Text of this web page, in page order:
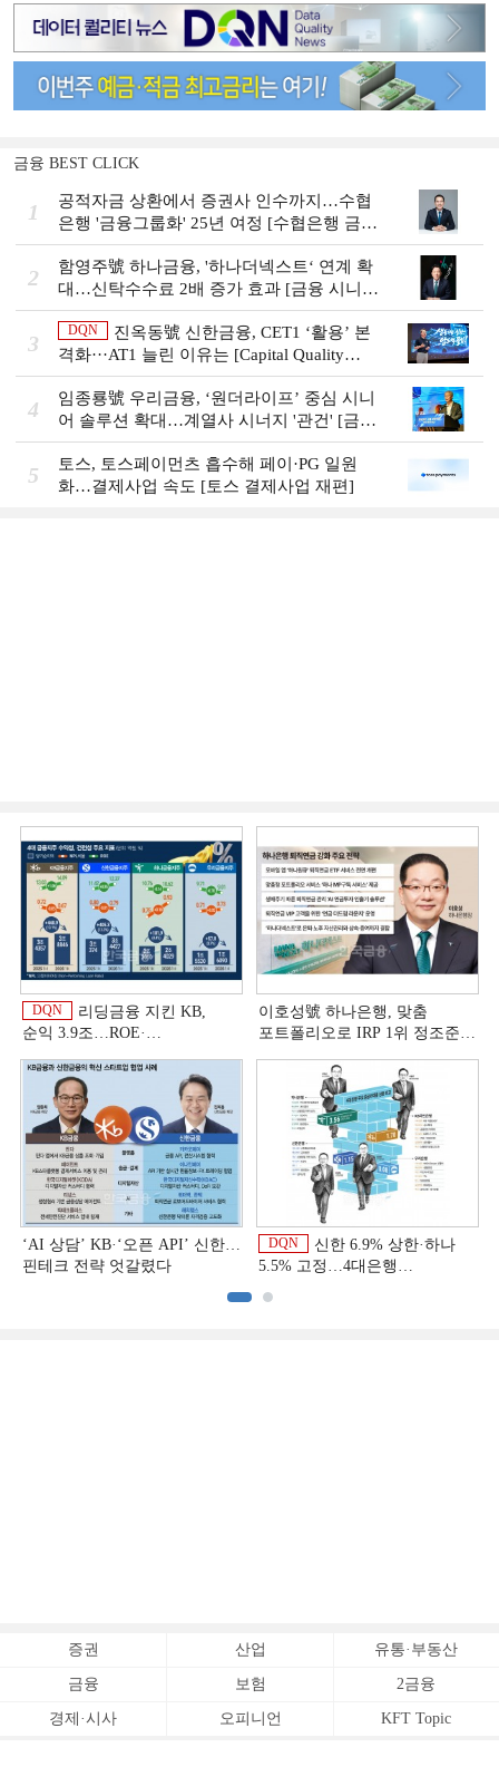
금융 BEST CLICK
1
공적자금 상환에서 증권사 인수까지…수협
은행 '금융그룹화' 25년 여정 [수협은행 금융
그룹의 꿈①]
2
함영주號 하나금융, '하나더넥스트‘ 연계 확
대…신탁수수료 2배 증가 효과 [금융 시니어
비즈니스 돋보기]
3
DQN
진옥동號 신한금융, CET1 ‘활용’ 본
격화···AT1 늘린 이유는 [Capital Quality
Review]
4
임종룡號 우리금융, ‘원더라이프’ 중심 시니
어 솔루션 확대…계열사 시너지 '관건' [금융
시니어 비즈니스 돋보기]
5
토스, 토스페이먼츠 흡수해 페이·PG 일원
화…결제사업 속도 [토스 결제사업 재편]
DQN
리딩금융 지킨 KB,
순익 3.9조…ROE·
상반기 금융 리그테이블]
이호성號 하나은행, 맞춤
포트폴리오로 IRP 1위 정조준
‘AI 상담’ KB·‘오픈 API’ 신한…
핀테크 전략 엇갈렸다
DQN
신한 6.9% 상한·하나
5.5% 고정…4대은행
증권 산업 유통·부동산
금융 보험 2금융
경제·시사 오피니언 KFT Topic